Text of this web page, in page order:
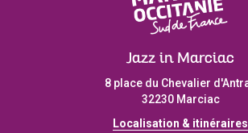
Jazz in Marciac
8 place du Chevalier
32230 Marciac
Localisation & itinéraires